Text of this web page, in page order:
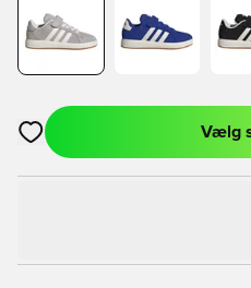
Åbner en Modal til at logge
Vælg